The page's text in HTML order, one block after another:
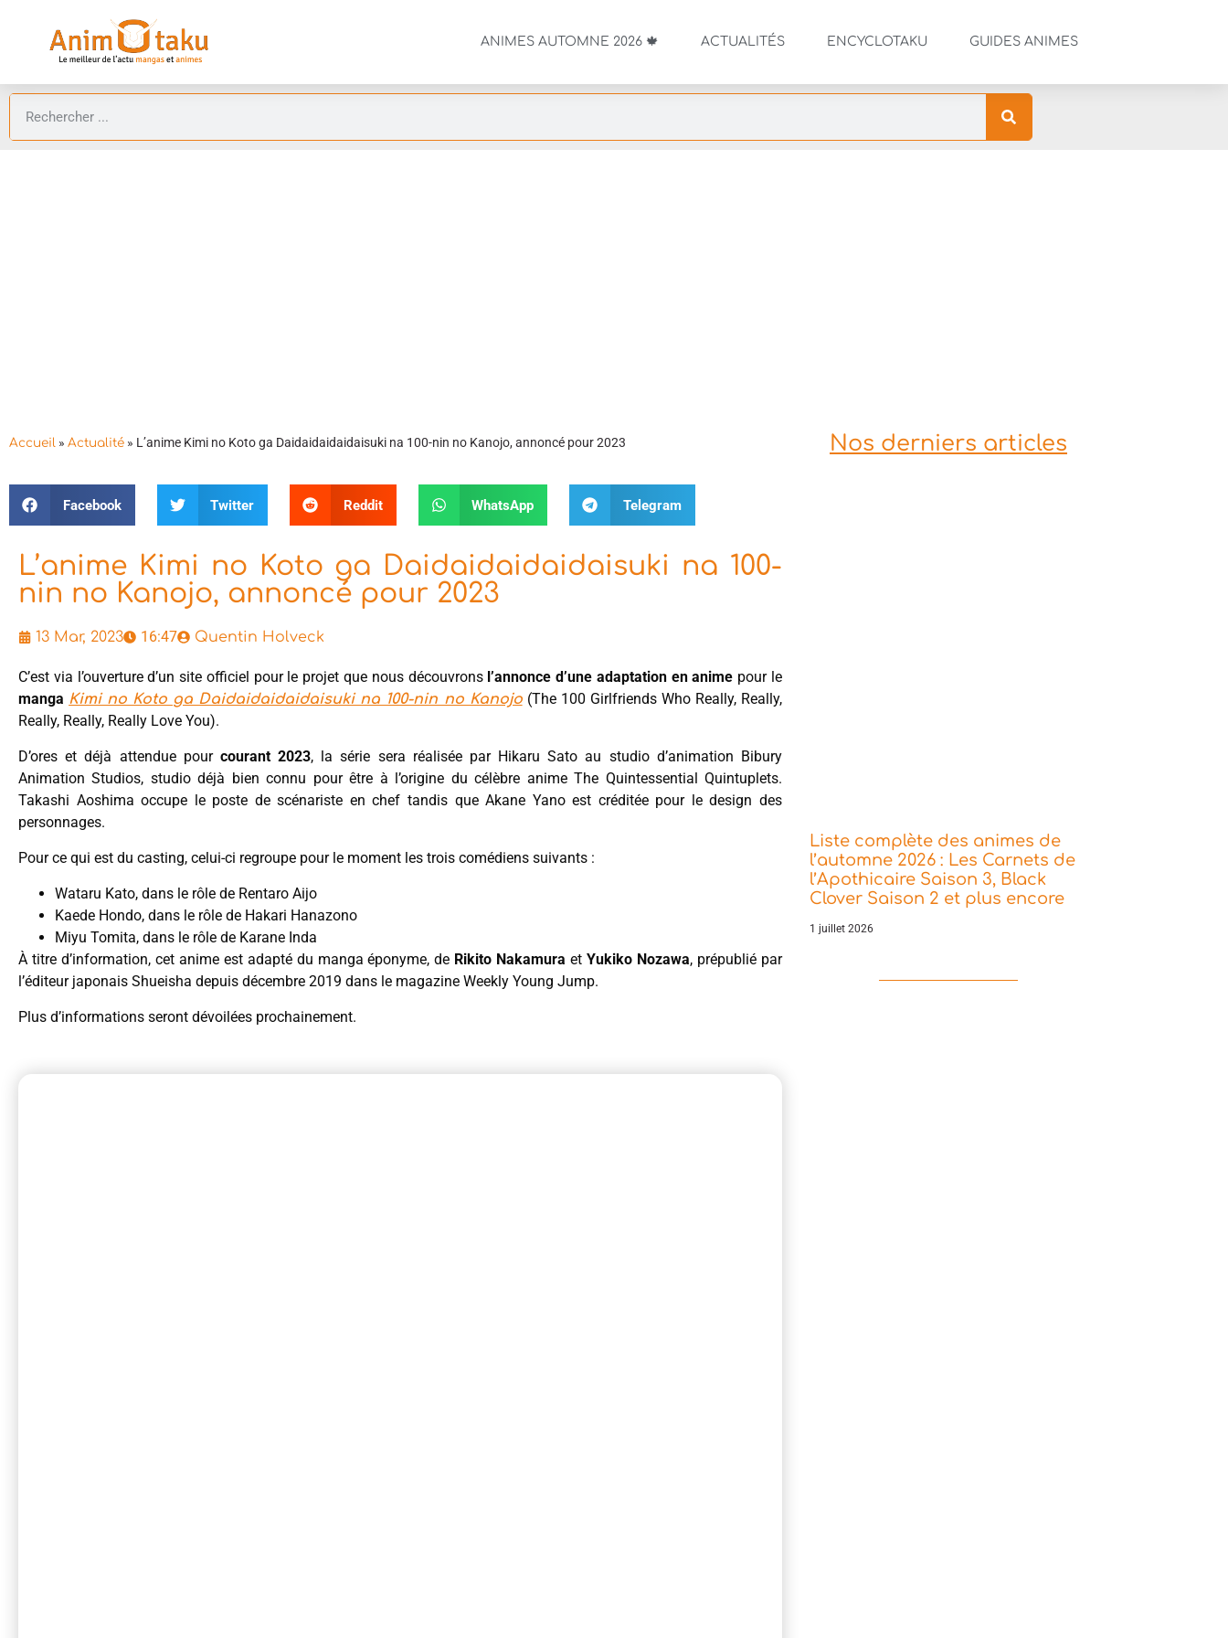
ANIMES AUTOMNE 2026 🍁 ACTUALITÉS ENCYCLOTAKU GUIDES ANIMES
Accueil » Actualité » L’anime Kimi no Koto ga Daidaidaidaidaisuki na 100-nin no Kanojo, annoncé pour 2023
Facebook Twitter Reddit WhatsApp Telegram
L’anime Kimi no Koto ga Daidaidaidaidaisuki na 100-
nin no Kanojo, annoncé pour 2023
13 Mar, 2023 16:47 Quentin Holveck
C’est via l’ouverture d’un site officiel pour le projet que nous découvrons l’annonce d’une adaptation en anime pour le
manga Kimi no Koto ga Daidaidaidaidaisuki na 100-nin no Kanojo(The 100 Girlfriends Who Really, Really,
Really, Really, Really Love You).
D’ores et déjà attendue pour courant 2023, la série sera réalisée par Hikaru Sato au studio d’animation Bibury
Animation Studios, studio déjà bien connu pour être à l’origine du célèbre anime The Quintessential Quintuplets.
Takashi Aoshima occupe le poste de scénariste en chef tandis que Akane Yano est créditée pour le design des
personnages.
Pour ce qui est du casting, celui-ci regroupe pour le moment les trois comédiens suivants :
Wataru Kato, dans le rôle de Rentaro Aijo
Kaede Hondo, dans le rôle de Hakari Hanazono
Miyu Tomita, dans le rôle de Karane Inda
À titre d’information, cet anime est adapté du manga éponyme, de Rikito Nakamura etYukiko Nozawa, prépublié par
l’éditeur japonais Shueisha depuis décembre 2019 dans le magazine Weekly Young Jump.
Plus d’informations seront dévoilées prochainement.
Nos derniers articles
Liste complète des animes de
l’automne 2026 : Les Carnets de
l’Apothicaire Saison 3, Black
Clover Saison 2 et plus encore
1 juillet 2026